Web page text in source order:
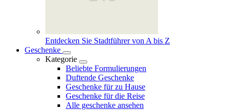
Entdecken Sie Stadtführer von A bis Z
Geschenke
Kategorie
Beliebte Formulierungen
Duftende Geschenke
Geschenke für zu Hause
Geschenke für die Reise
Alle geschenke ansehen